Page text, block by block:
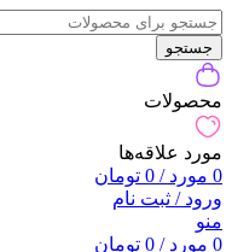
جستجو
محصولات
مورد علاقه‌ها
0 مورد/
0 تومان
ورود / ثبت نام
منو
0 مورد/
0 تومان